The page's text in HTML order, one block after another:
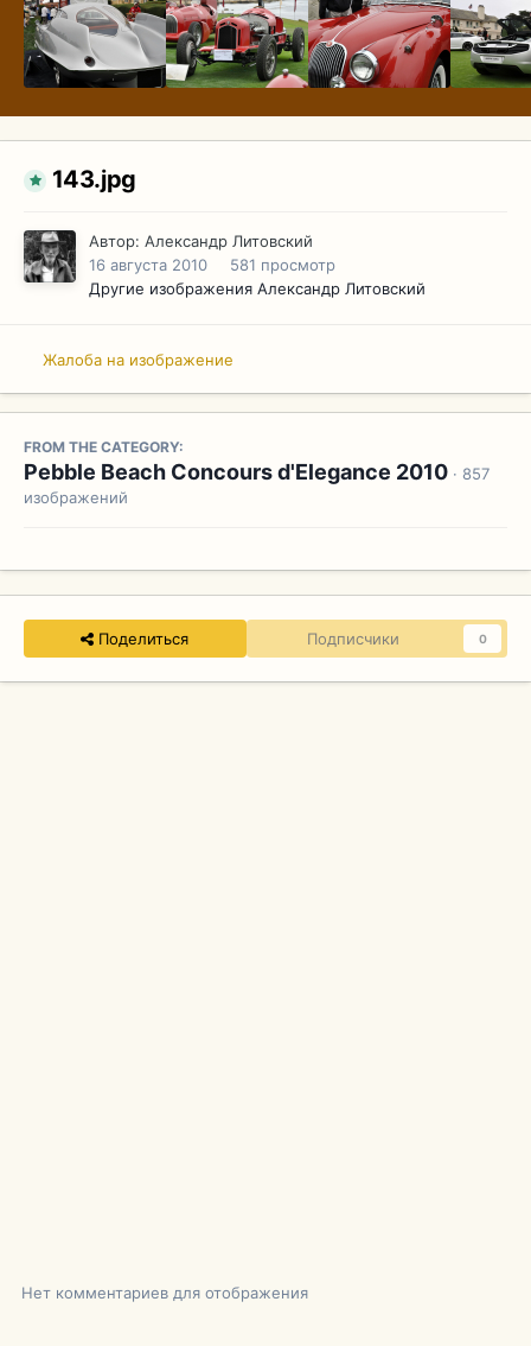
143.jpg
Автор: Александр Литовский
16 августа 2010
581 просмотр
Другие изображения Александр Литовский
Жалоба на изображение
FROM THE CATEGORY:
Pebble Beach Concours d'Elegance 2010 · 857
изображений
Поделиться Подписчики 0
Нет комментариев для отображения